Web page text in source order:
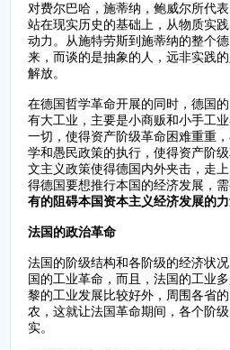
对费尔巴哈，施蒂纳，鲍威尔所代
站在现实历史的基础上，从物质实
动力。从施特劳斯到施蒂纳的整个
来，而谈的是抽象的人，远非实践
解放。
在德国哲学革命开展的同时，德国
有大工业，主要是小商贩和小手工
一切，使得资产阶级革命困难重重
学和愚民政策的执行，使得资产阶
文主义政策使得德国内外夹击，走
得德国要想推行本国的经济发展，
有的阻碍本国资本主义经济发展的
法国的政治革命
法国的阶级结构和各阶级的经济状
国的工业革命，而且，法国的工业
黎的工业发展比较好外，周围各省
农，这就让法国革命期间，各个阶
实。